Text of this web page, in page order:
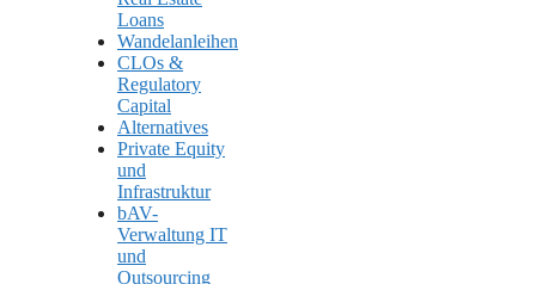
Loans
Wandelanleihen
CLOs &
Regulatory
Capital
Alternatives
Private Equity
und
Infrastruktur
bAV-
Verwaltung IT
und
Outsourcing